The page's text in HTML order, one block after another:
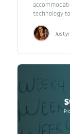
technology